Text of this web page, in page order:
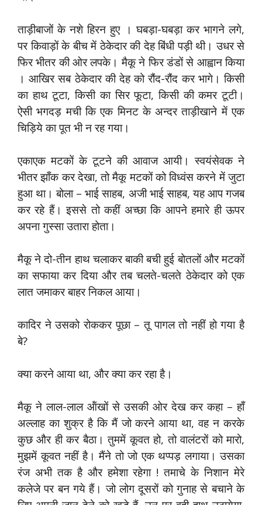
ताड़ीबाजों के नशे हिरन हुए । घबड़ा-घबड़ा कर भागने लगे,
पर किवाड़ों के बीच में ठेकेदार की देह बिंधी पड़ी थी। उधर से
फिर भीतर की ओर लपके। मैकू ने फिर डंडों से आह्वान किया
। आखिर सब ठेकेदार की देह को रौंद-रौंद कर भागे। किसी
का हाथ टूटा, किसी का सिर फूटा, किसी की कमर टूटी।
ऐसी भगदड़ मची कि एक मिनट के अन्दर ताड़ीखाने में एक
चिड़िये का पूत भी न रह गया।
एकाएक मटकों के टूटने की आवाज आयी। स्वयंसेवक ने
भीतर झाँक कर देखा, तो मैकू मटकों को विध्वंस करने में जुटा
हुआ था। बोला – भाई साहब, अजी भाई साहब, यह आप गजब
कर रहे हैं। इससे तो कहीं अच्छा कि आपने हमारे ही ऊपर
अपना गुस्सा उतारा होता।
मैकू ने दो-तीन हाथ चलाकर बाकी बची हुई बोतलों और मटकों
का सफाया कर दिया और तब चलते-चलते ठेकेदार को एक
लात जमाकर बाहर निकल आया।
कादिर ने उसको रोककर पूछा – तू पागल तो नहीं हो गया है
बे?
क्या करने आया था, और क्या कर रहा है।
मैकू ने लाल-लाल ऑंखों से उसकी ओर देख कर कहा – हाँ
अल्लाह का शुक्र है कि मैं जो करने आया था, वह न करके
कुछ और ही कर बैठा। तुममें कूवत हो, तो वालंटरों को मारो,
मुझमें कूवत नहीं है। मैंने तो जो एक थप्पड़ लगाया। उसका
रंज अभी तक है और हमेशा रहेगा ! तमाचे के निशान मेरे
कलेजे पर बन गये हैं। जो लोग दूसरों को गुनाह से बचाने के